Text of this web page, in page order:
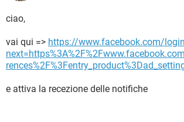
ciao,
vai qui => https://www.facebook.com/
e attiva la recezione delle notifiche